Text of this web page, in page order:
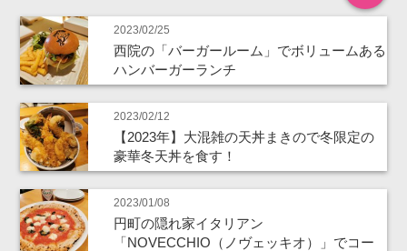
2023/02/25
西院の「バーガールーム」でボリュームある
ハンバーガーランチ
2023/02/12
【2023年】大混雑の天丼まきので冬限定の
豪華冬天丼を食す！
2023/01/08
円町の隠れ家イタリアン
「NOVECCHIO（ノヴェッキオ）」でコー